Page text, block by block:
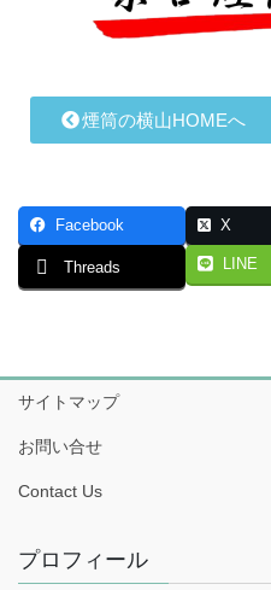
煙筒の横山HOMEへ
Facebook X
Threads LINE
サイトマップ
お問い合せ
Contact Us
プロフィール